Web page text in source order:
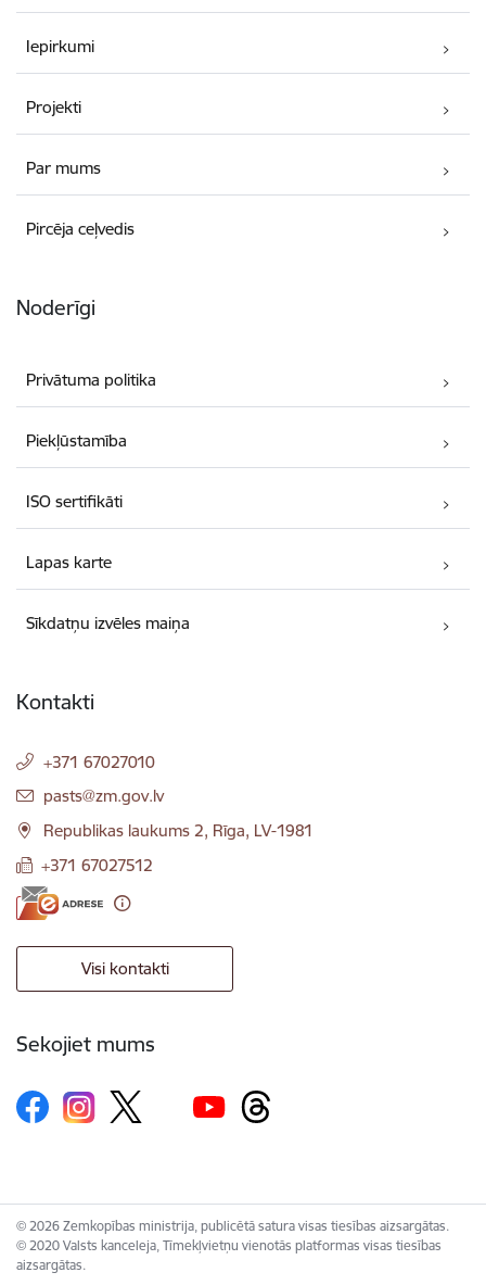
Iepirkumi
Projekti
Par mums
Pircēja ceļvedis
Noderīgi
Privātuma politika
Piekļūstamība
ISO sertifikāti
Lapas karte
Sīkdatņu izvēles maiņa
Kontakti
+371 67027010
E-pasts:
pasts@zm.gov.lv
Republikas laukums 2, Rīga, LV-1981
+371 67027512
Visi kontakti
Sekojiet mums
© 2026 Zemkopības ministrija, publicētā satura visas tiesības aizsargātas.
© 2020 Valsts kanceleja, Tīmekļvietņu vienotās platformas visas tiesības
aizsargātas.